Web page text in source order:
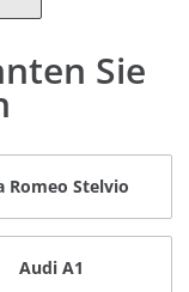
Sie
Romeo Stelvio
Audi A1